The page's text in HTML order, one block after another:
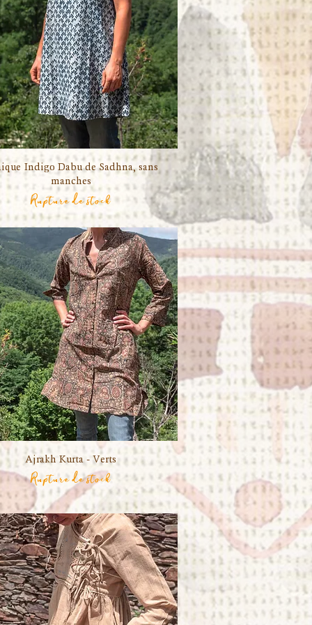
Aperçu rapide
Indigo Dabu de Sadhna, sans
manches
Rupture de stock
Aperçu rapide
Ajrakh Kurta - Verts
Rupture de stock